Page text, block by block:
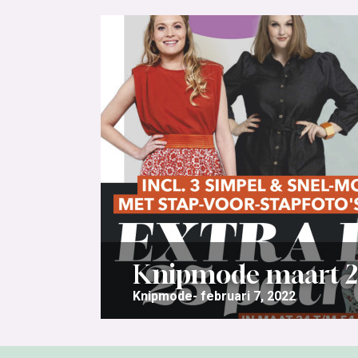
Knipmode maart
Knipmode februari 7, 2022